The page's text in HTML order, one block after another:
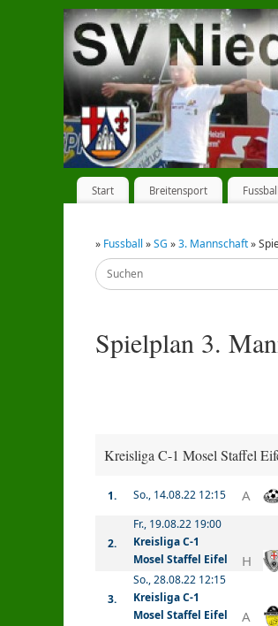
Start Breitensport Fussball
» Fussball »SG »3. Mannschaft»
Spielplan 3.
Kreisliga C-1 Mosel Staffel
1. So., 14.08.22 12:15 A
2.
Fr., 19.08.22 19:00
Kreisliga C-1
Mosel Staffel Eifel
H
3.
So., 28.08.22 12:15
Kreisliga C-1
Mosel Staffel Eifel
A